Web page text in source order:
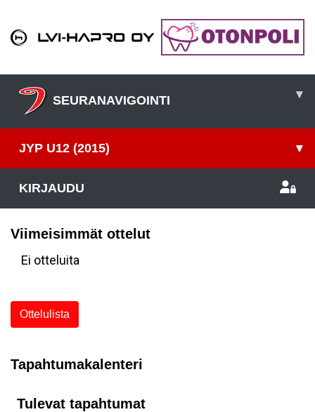
SEURANAVIGOINTI ▾
JYP U12 (2015) ▾
KIRJAUDU
Viimeisimmät ottelut
Ei otteluita
Ottelulista
Tapahtumakalenteri
Tulevat tapahtumat